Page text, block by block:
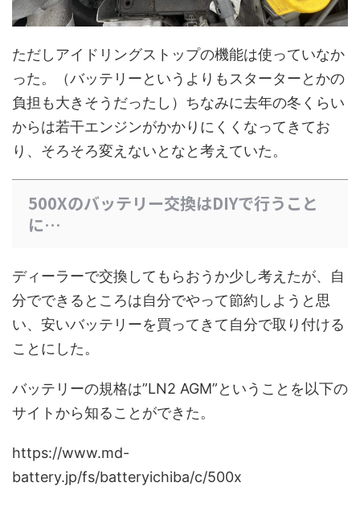
ただしアイドリングストップの機能は使っていなか
った。（バッテリーというよりもスターターとかの
負担も大きそうだったし）ちなみに去年の冬くらい
からは若干エンジンがかかりにくくなってきてお
り、そろそろ変えないとなと考えていた。
500Xのバッテリー交換はDIYで行うこと
に…
ディーラーで交換してもらおうか少し考えたが、自
分でできるところは自分でやって節約しようと思
い、安いバッテリーを買ってきて自分で取り付ける
ことにした。
バッテリーの規格は”LN2 AGM”ということを以下の
サイトから知ることができた。
https://www.md-
battery.jp/fs/batteryichiba/c/500x